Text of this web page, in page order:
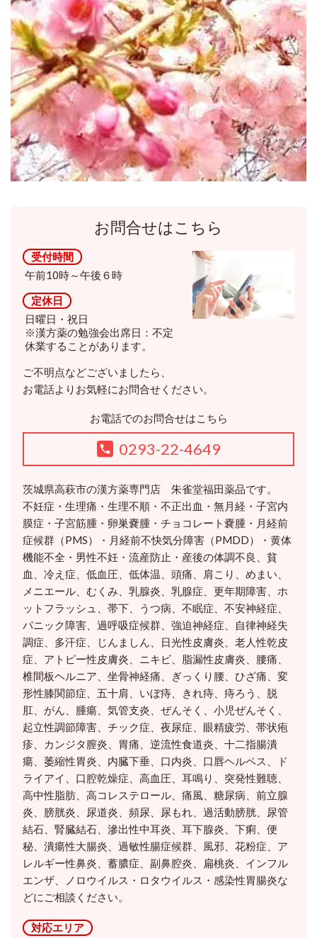
お問合せはこちら
受付時間
午前10時～午後６時
定休日
日曜日・祝日
※漢方薬の勉強会出席日：不定
休業することがあります。
ご不明点などございましたら、
お電話よりお気軽にお問合せください。
お電話でのお問合せはこちら
0293-22-4649
茨城県高萩市の漢方薬専門店 朱雀堂福田薬品です。
不妊症・生理痛・生理不順・不正出血・無月経・子宮内
膜症・子宮筋腫・卵巣嚢腫・チョコレート嚢腫・月経前
症候群（PMS）・月経前不快気分障害（PMDD）・黄体
機能不全・男性不妊・流産防止・産後の体調不良、貧
血、冷え症、低血圧、低体温、頭痛、肩こり、めまい、
メニエール、むくみ、乳腺炎、乳腺症、更年期障害、ホ
ットフラッシュ、帯下、うつ病、不眠症、不安神経症、
パニック障害、過呼吸症候群、強迫神経症、自律神経失
調症、多汗症、じんましん、日光性皮膚炎、老人性乾皮
症、アトピー性皮膚炎、ニキビ、脂漏性皮膚炎、腰痛、
椎間板ヘルニア、坐骨神経痛、ぎっくり腰、ひざ痛、変
形性膝関節症、五十肩、いぼ痔、きれ痔、痔ろう、脱
肛、がん、腫瘍、気管支炎、ぜんそく、小児ぜんそく、
起立性調節障害、チック症、夜尿症、眼精疲労、帯状疱
疹、カンジタ膣炎、胃痛、逆流性食道炎、十二指腸潰
瘍、萎縮性胃炎、内臓下垂、口内炎、口唇ヘルペス、ド
ライアイ、口腔乾燥症、高血圧、耳鳴り、突発性難聴、
高中性脂肪、高コレステロール、痛風、糖尿病、前立腺
炎、膀胱炎、尿道炎、頻尿、尿もれ、過活動膀胱、尿管
結石、腎臓結石、滲出性中耳炎、耳下腺炎、下痢、便
秘、潰瘍性大腸炎、過敏性腸症候群、風邪、花粉症、ア
レルギー性鼻炎、蓄膿症、副鼻腔炎、扁桃炎、インフル
エンザ、ノロウイルス・ロタウイルス・感染性胃腸炎な
どにご相談ください。
対応エリア